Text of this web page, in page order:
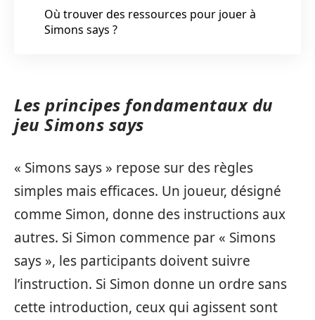
Où trouver des ressources pour jouer à
Simons says ?
Les principes fondamentaux du
jeu Simons says
« Simons says » repose sur des règles
simples mais efficaces. Un joueur, désigné
comme Simon, donne des instructions aux
autres. Si Simon commence par « Simons
says », les participants doivent suivre
l’instruction. Si Simon donne un ordre sans
cette introduction, ceux qui agissent sont